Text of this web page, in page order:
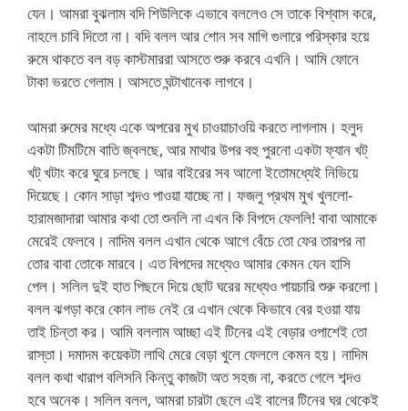
যেন। আমরা বুঝলাম বদি শিউলিকে এভাবে বললেও সে তাকে বিশ্বাস করে,
নাহলে চাবি দিতো না। বদি বলল আর শোন সব মাগি গুলারে পরিস্কার হয়ে
রুমে থাকতে বল বড় কাস্টমাররা আসতে শুরু করবে এখনি। আমি ফোনে
টাকা ভরতে গেলাম। আসতে ঘন্টাখানেক লাগবে।
আমরা রুমের মধ্যে একে অপরের মুখ চাওয়াচাওয়ি করতে লাগলাম। হলুদ
একটা টিমটিমে বাতি জ্বলছে, আর মাথার উপর বহু পুরনো একটা ফ্যান খট্
খট্ খটাং করে ঘুরে চলছে। আর বাইরের সব আলো ইতোমধ্যেই নিভিয়ে
দিয়েছে। কোন সাড়া শব্দও পাওয়া যাচ্ছে না। ফজলু প্রথম মুখ খুললো-
হারামজাদারা আমার কথা তো শুনলি না এখন কি বিপদে ফেললি! বাবা আমাকে
মেরেই ফেলবে। নাদিম বলল এখান থেকে আগে বেঁচে তো ফের তারপর না
তোর বাবা তোকে মারবে। এত বিপদের মধ্যেও আমার কেমন যেন হাসি
পেল। সলিল দুই হাত পিছনে দিয়ে ছোট ঘরের মধ্যেও পায়চারি শুরু করলো।
বলল ঝগড়া করে কোন লাভ নেই রে এখান থেকে কিভাবে বের হওয়া যায়
তাই চিন্তা কর। আমি বললাম আচ্ছা এই টিনের এই বেড়ার ওপাশেই তো
রাস্তা। দমাদম কয়েকটা লাথি মেরে বেড়া খুলে ফেললে কেমন হয়। নাদিম
বলল কথা খারাপ বলিসনি কিন্তু কাজটা অত সহজ না, করতে গেলে শব্দও
হবে অনেক। সলিল বলল, আমরা চারটা ছেলে এই বালের টিনের ঘর থেকেই